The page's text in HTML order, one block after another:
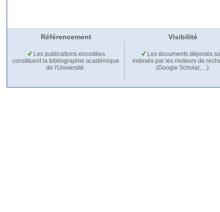
Référencement Visibilité
Les publications encodées
constituent la bibliographie académique
de l'Université.
Les documents déposés
indexés par les moteurs de
(Google Scholar,…).